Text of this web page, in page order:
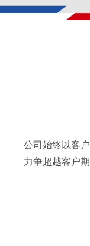
公司始终以客
力争超越客户